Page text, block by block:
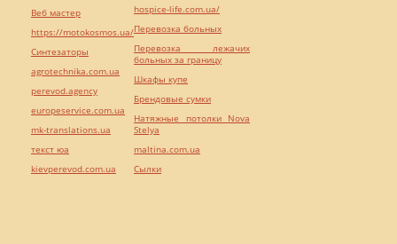
Веб мастер
https://motokosmos.ua/
Синтезаторы
agrotechnika.com.ua
perevod.agency
europeservice.com.ua
mk-translations.ua
текст юа
kievperevod.com.ua
hospice-life.com.ua/
Перевозка больных
Перевозка лежачих
больных за границу
Шкафы купе
Брендовые сумки
Натяжные потолки Nova
Stelya
maltina.com.ua
Cылки